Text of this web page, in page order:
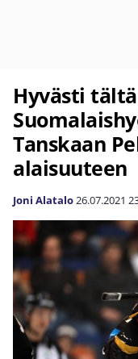
Hyvästi
Tanskaan
alaisuuteen
Joni Alatalo26.07.2021